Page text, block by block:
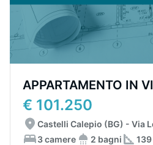
APPARTAMENTO IN
€ 101.250
Castelli Calepio (BG) - Via
3 camere
2 bagni